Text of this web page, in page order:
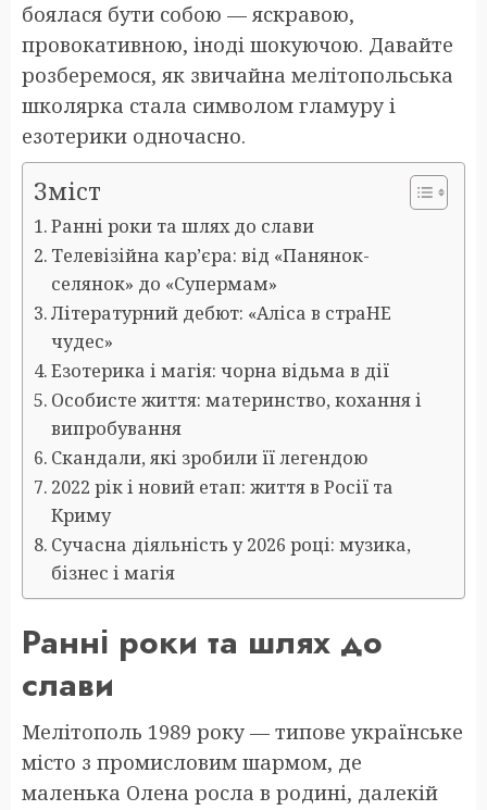
боялася бути собою — яскравою,
провокативною, іноді шокуючою. Давайте
розберемося, як звичайна мелітопольська
школярка стала символом гламуру і
езотерики одночасно.
Зміст
Ранні роки та шлях до слави
Телевізійна кар’єра: від «Панянок-
селянок» до «Супермам»
Літературний дебют: «Аліса в страНЕ
чудес»
Езотерика і магія: чорна відьма в дії
Особисте життя: материнство, кохання і
випробування
Скандали, які зробили її легендою
2022 рік і новий етап: життя в Росії та
Криму
Сучасна діяльність у 2026 році: музика,
бізнес і магія
Ранні роки та шлях до
слави
Мелітополь 1989 року — типове українське
місто з промисловим шармом, де
маленька Олена росла в родині, далекій